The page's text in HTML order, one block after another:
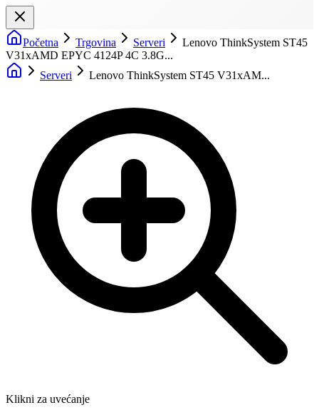
Početna Trgovina Serveri
Lenovo ThinkSystem ST45
V31xAMD EPYC 4124P 4C 3.8G...
Serveri
Lenovo ThinkSystem ST45 V31xAM...
Klikni za uvećanje